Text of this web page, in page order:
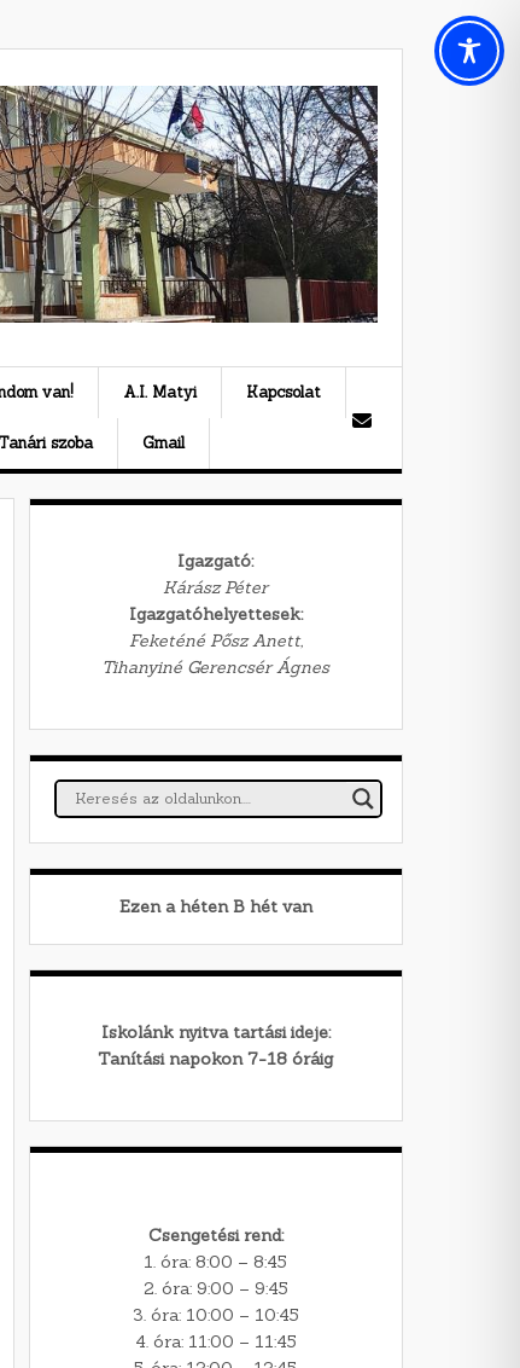
van! A.I. Matyi Kapcsolat
szoba Gmail
Igazgató:
Kárász Péter
Igazgatóhelyettesek:
Feketéné Pősz Anett,
Tihanyiné Gerencsér Ágnes
Ezen a héten Bhét van
Iskolánk nyitva tartási ideje:
Tanítási napokon 7-18 óráig
Csengetési rend:
1. óra: 8:00 – 8:45
2. óra: 9:00 – 9:45
3. óra: 10:00 – 10:45
4. óra: 11:00 – 11:45